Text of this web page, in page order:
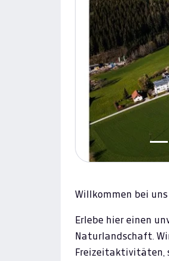
Previous
Willkommen bei uns
Erlebe hier einen
Naturlandschaft.
Freizeitaktivitäten,